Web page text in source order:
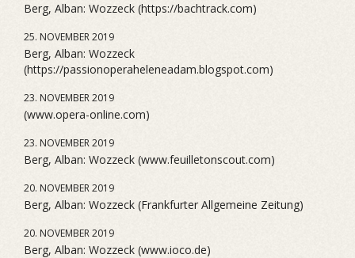
Berg, Alban: Wozzeck (https://bachtrack.com)
25. NOVEMBER 2019
Berg, Alban: Wozzeck
(https://passionoperaheleneadam.blogspot.com)
23. NOVEMBER 2019
(www.opera-online.com)
23. NOVEMBER 2019
Berg, Alban: Wozzeck (www.feuilletonscout.com)
20. NOVEMBER 2019
Berg, Alban: Wozzeck (Frankfurter Allgemeine Zeitung)
20. NOVEMBER 2019
Berg, Alban: Wozzeck (www.ioco.de)